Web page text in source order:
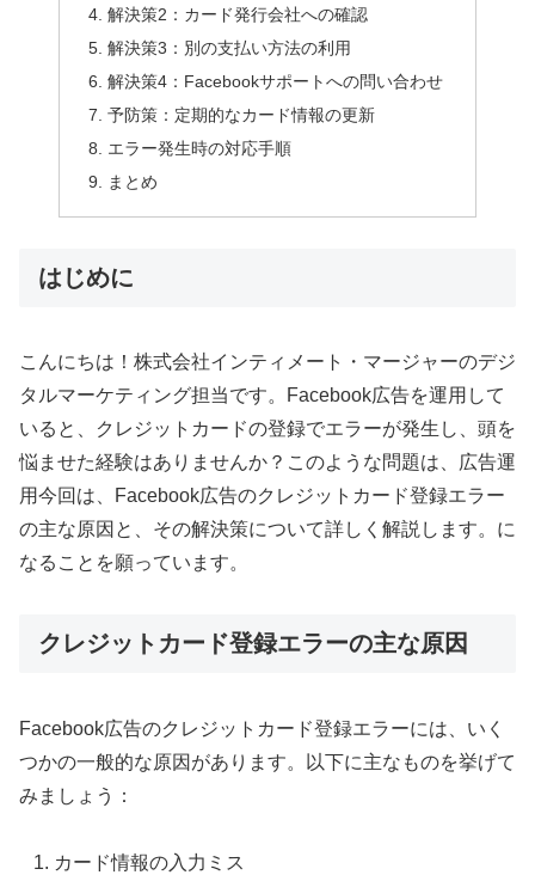
解決策2：カード発行会社への確認
解決策3：別の支払い方法の利用
解決策4：Facebookサポートへの問い合わせ
予防策：定期的なカード情報の更新
エラー発生時の対応手順
まとめ
はじめに
こんにちは！株式会社インティメート・マージャーのデジ
タルマーケティング担当です。Facebook広告を運用して
いると、クレジットカードの登録でエラーが発生し、頭を
悩ませた経験はありませんか？このような問題は、広告運
用今回は、Facebook広告のクレジットカード登録エラー
の主な原因と、その解決策について詳しく解説します。に
なることを願っています。
クレジットカード登録エラーの主な原因
Facebook広告のクレジットカード登録エラーには、いく
つかの一般的な原因があります。以下に主なものを挙げて
みましょう：
カード情報の入力ミス